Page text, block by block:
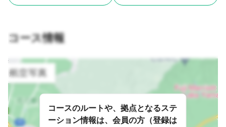
コース情報
コースのルートや、拠点となるステ
ーション情報は、会員の方（登録は